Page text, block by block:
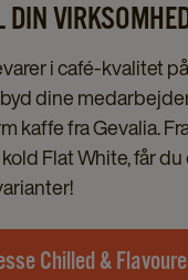
DIN
i café-kvalitet
dine
kaffe fra Gevalia.
Flat White, får du
Chilled &